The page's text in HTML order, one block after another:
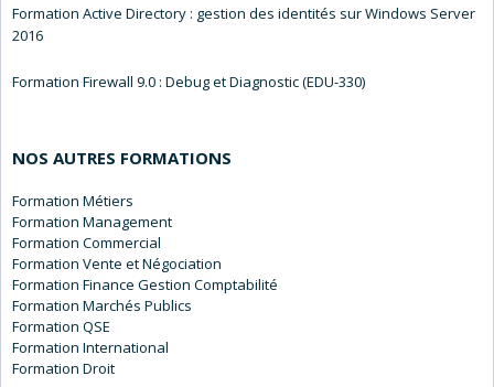
Formation Active Directory : gestion des identités sur Windows Server
2016
Formation Firewall 9.0 : Debug et Diagnostic (EDU-330)
NOS AUTRES FORMATIONS
Métiers
Management
Commercial
Vente et Négociation
Finance Gestion Comptabilité
Marchés Publics
QSE
International
Droit